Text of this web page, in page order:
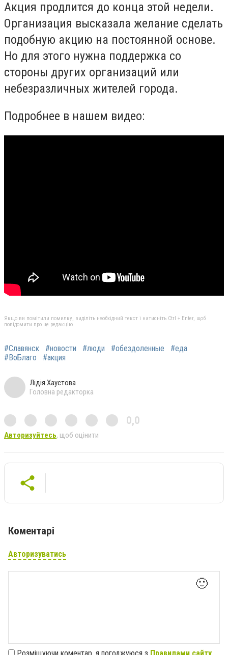
Акция продлится до конца этой недели.
Организация высказала желание сделать
подобную акцию на постоянной основе.
Но для этого нужна поддержка со
стороны других организаций или
небезразличных жителей города.
Подробнее в нашем видео:
Якщо ви помітили помилку, виділіть необхідний текст і натисніть Ctrl + Enter, щоб
повідомити про це редакцію
#Славянск #новости #люди #обездоленные
#еда
#ВоБлаго
#акция
Лідія Хаустова
Головна редакторка
0,0
Авторизуйтесь, щоб оцінити
Коментарі
Авторизуватись
🙂